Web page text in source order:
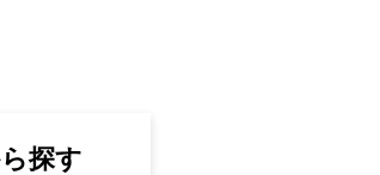
探す